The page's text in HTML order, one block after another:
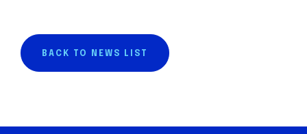
BACK TO NEWS LIST